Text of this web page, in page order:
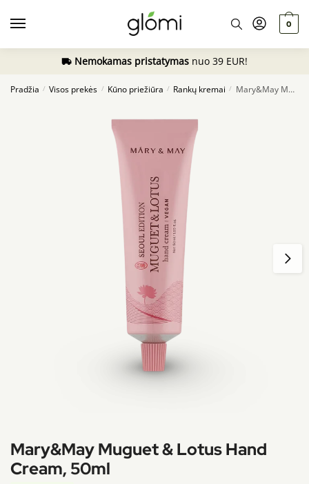
0
Nemokamas pristatymas nuo 39 EUR!
Pradžia / Visos prekės / Kūno priežiūra / Rankų kremai / Mary&May Muguet & Lotus Hand Cream, 50ml
Mary&May Muguet & Lotus Hand
Cream, 50ml